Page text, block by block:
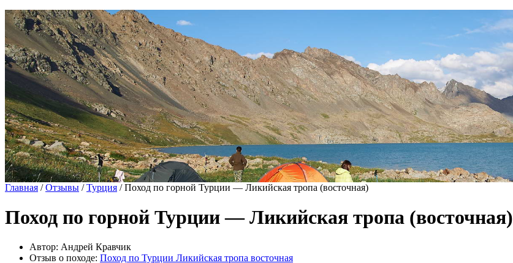
Главная /Отзывы /Турция /Поход по горной Турции — Ликийская тропа (восточная)
Поход по горной Турции — Ликийская тропа (восточная)
Автор: Андрей Кравчик
Отзыв о походе: Поход по Турции Ликийская тропа восточная